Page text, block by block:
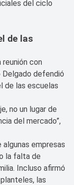
del ciclo
de las
con
defendió
de las escuelas
no un lugar de
del mercado”,
empresas
la falta de
Incluso afirmó
las